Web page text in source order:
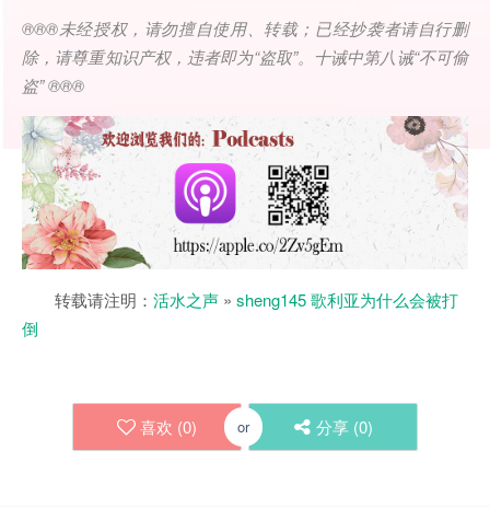
®®®未经授权，请勿擅自使用、转载；已经抄袭者请自行删
除，请尊重知识产权，违者即为“盗取”。十诫中第八诫“不可偷
盗” ®®®
转载请注明： 活水之声 » sheng145 歌利亚为什么会被打
倒
喜欢 (0) or 分享 (0)